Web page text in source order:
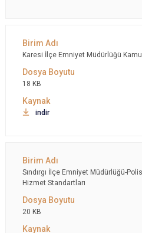
Karesi İlçe Emniyet Müdürlüğü
18 KB
indir
Sındırgı İlçe Emniyet Müdürlüğü-
Hizmet Standartları
20 KB